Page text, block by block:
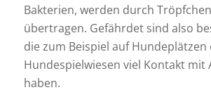
Bakterien, werden durch
übertragen. Gefährdet sind also
die zum Beispiel auf Hundeplätzen
Hundespielwiesen viel Kontakt mit
haben.